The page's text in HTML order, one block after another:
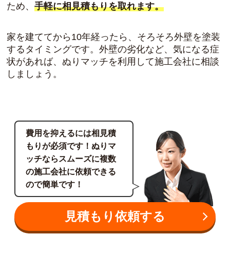
ため、手軽に相見積もりを取れます。
家を建ててから10年経ったら、そろそろ外壁を塗装
するタイミングです。外壁の劣化など、気になる症
状があれば、ぬりマッチを利用して施工会社に相談
しましょう。
費用を抑えるには相見積
もりが必須です！ぬりマ
ッチならスムーズに複数
の施工会社に依頼できる
ので簡単です！
見積もり依頼する